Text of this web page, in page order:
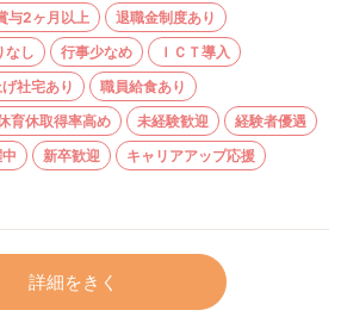
与2ヶ月以上
退職金制度あり
なし 行事少なめ
ＩＣＴ導入
社宅あり
職員給食あり
育休取得率高め 未経験歓迎
経験者優遇
新卒歓迎
キャリアアップ応援
詳細をきく